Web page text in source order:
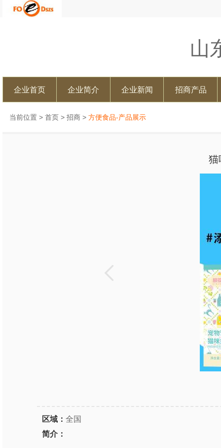
山
企业首页 企业简介 企业新闻 招商产品
当前位置 > 首页 > 招商 > 方便食品-产品展示
区域： 全国
简介：